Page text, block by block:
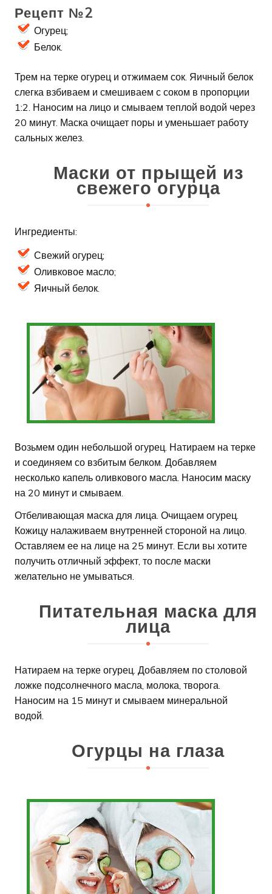
Рецепт №2
Огурец;
Белок.
Трем на терке огурец и отжимаем сок. Яичный белок
слегка взбиваем и смешиваем с соком в пропорции
1:2. Наносим на лицо и смываем теплой водой через
20 минут. Маска очищает поры и уменьшает работу
сальных желез.
Маски от прыщей из
свежего огурца
Ингредиенты:
Свежий огурец;
Оливковое масло;
Яичный белок.
Возьмем один небольшой огурец. Натираем на терке
и соединяем со взбитым белком. Добавляем
несколько капель оливкового масла. Наносим маску
на 20 минут и смываем.
Отбеливающая маска для лица. Очищаем огурец.
Кожицу налаживаем внутренней стороной на лицо.
Оставляем ее на лице на 25 минут. Если вы хотите
получить отличный эффект, то после маски
желательно не умываться.
Питательная маска для
лица
Натираем на терке огурец. Добавляем по столовой
ложке подсолнечного масла, молока, творога.
Наносим на 15 минут и смываем минеральной
водой.
Огурцы на глаза